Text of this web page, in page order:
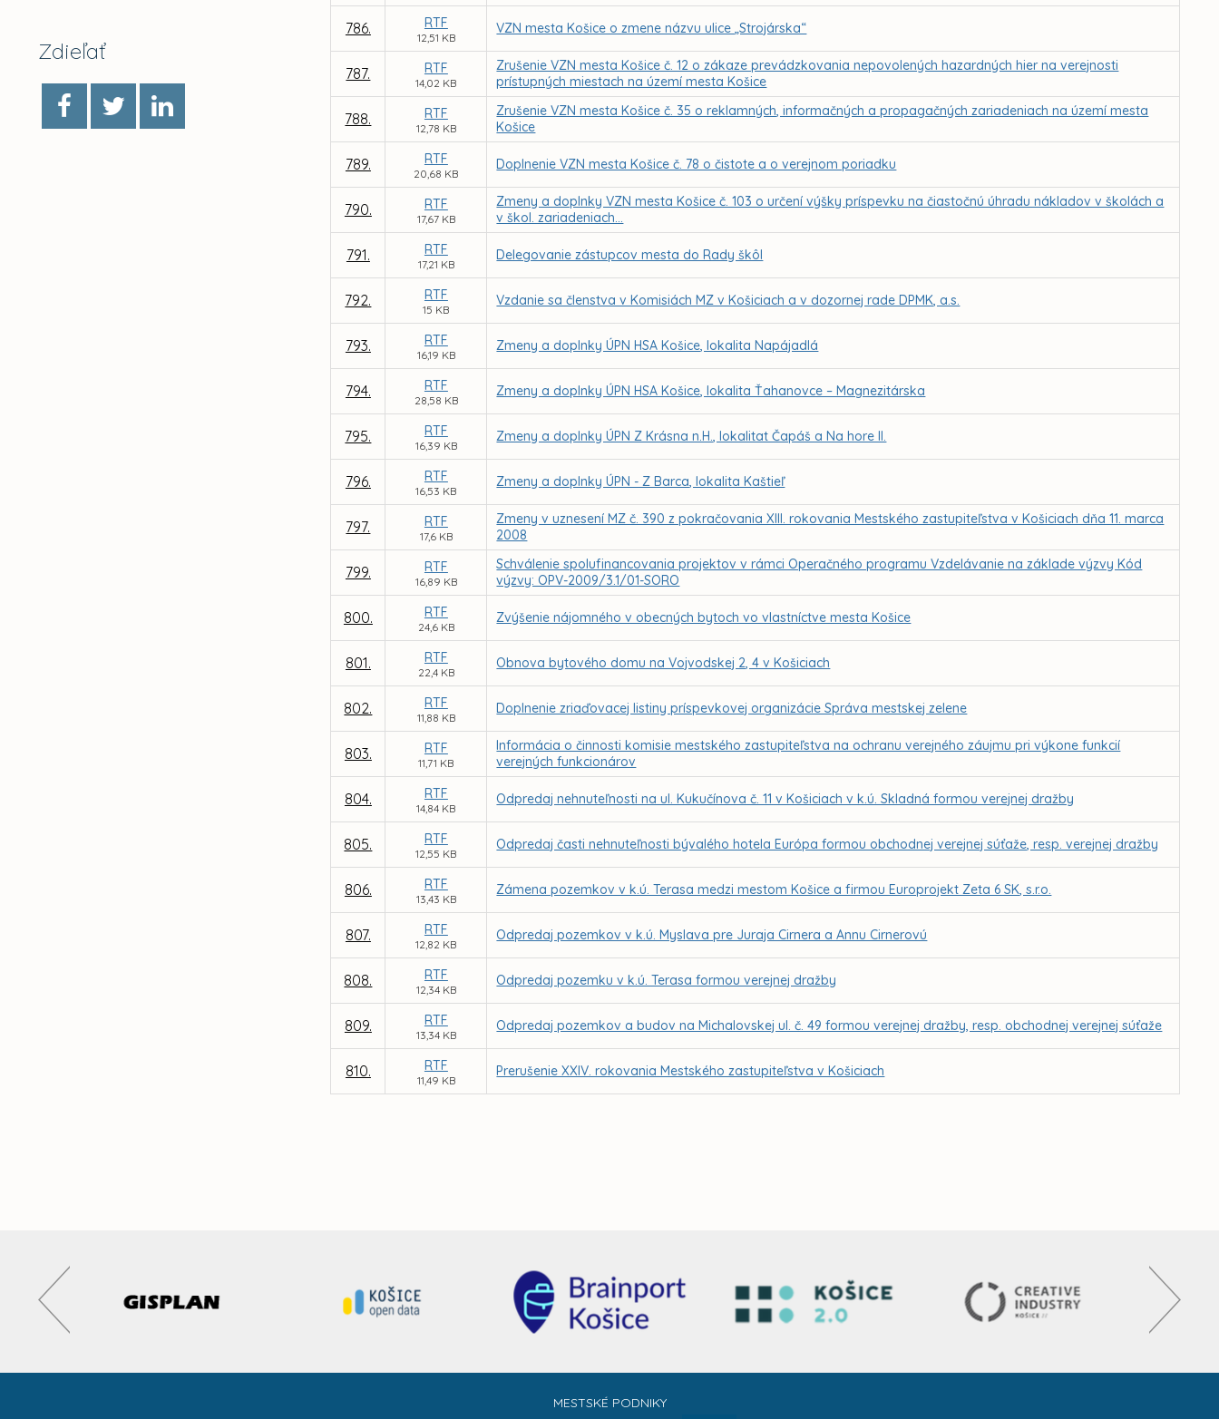
Zdieľať
786. RTF
12,51 KB
VZN mesta Košice o zmene názvu ulice „Strojárska“
787. RTF
14,02 KB
Zrušenie VZN mesta Košice č. 12 o zákaze prevádzkovania nepovolených hazardných hier na verejnosti
prístupných miestach na území mesta Košice
788. RTF
12,78 KB
Zrušenie VZN mesta Košice č. 35 o reklamných, informačných a propagačných zariadeniach na území mesta
Košice
789. RTF
20,68 KB
Doplnenie VZN mesta Košice č. 78 o čistote a o verejnom poriadku
790. RTF
17,67 KB
Zmeny a doplnky VZN mesta Košice č. 103 o určení výšky príspevku na čiastočnú úhradu nákladov v školách a
v škol. zariadeniach...
791. RTF
17,21 KB
Delegovanie zástupcov mesta do Rady škôl
792. RTF
15 KB
Vzdanie sa členstva v Komisiách MZ v Košiciach a v dozornej rade DPMK, a.s.
793. RTF
16,19 KB
Zmeny a doplnky ÚPN HSA Košice, lokalita Napájadlá
794. RTF
28,58 KB
Zmeny a doplnky ÚPN HSA Košice, lokalita Ťahanovce – Magnezitárska
795. RTF
16,39 KB
Zmeny a doplnky ÚPN Z Krásna n.H., lokalitat Čapáš a Na hore II.
796. RTF
16,53 KB
Zmeny a doplnky ÚPN - Z Barca, lokalita Kaštieľ
797. RTF
17,6 KB
Zmeny v uznesení MZ č. 390 z pokračovania XIII. rokovania Mestského zastupiteľstva v Košiciach dňa 11. marca
2008
799. RTF
16,89 KB
Schválenie spolufinancovania projektov v rámci Operačného programu Vzdelávanie na základe výzvy Kód
výzvy: OPV-2009/3.1/01-SORO
800. RTF
24,6 KB
Zvýšenie nájomného v obecných bytoch vo vlastníctve mesta Košice
801. RTF
22,4 KB
Obnova bytového domu na Vojvodskej 2, 4 v Košiciach
802. RTF
11,88 KB
Doplnenie zriaďovacej listiny príspevkovej organizácie Správa mestskej zelene
803. RTF
11,71 KB
Informácia o činnosti komisie mestského zastupiteľstva na ochranu verejného záujmu pri výkone funkcií
verejných funkcionárov
804. RTF
14,84 KB
Odpredaj nehnuteľnosti na ul. Kukučínova č. 11 v Košiciach v k.ú. Skladná formou verejnej dražby
805. RTF
12,55 KB
Odpredaj časti nehnuteľnosti bývalého hotela Európa formou obchodnej verejnej súťaže, resp. verejnej dražby
806. RTF
13,43 KB
Zámena pozemkov v k.ú. Terasa medzi mestom Košice a firmou Europrojekt Zeta 6 SK, s.r.o.
807. RTF
12,82 KB
Odpredaj pozemkov v k.ú. Myslava pre Juraja Cirnera a Annu Cirnerovú
808. RTF
12,34 KB
Odpredaj pozemku v k.ú. Terasa formou verejnej dražby
809. RTF
13,34 KB
Odpredaj pozemkov a budov na Michalovskej ul. č. 49 formou verejnej dražby, resp. obchodnej verejnej súťaže
810. RTF
11,49 KB
Prerušenie XXIV. rokovania Mestského zastupiteľstva v Košiciach
MESTSKÉ PODNIKY